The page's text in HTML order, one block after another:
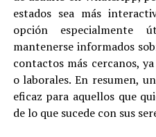
estados sea más
opción especialmente
mantenerse informados
contactos más cercanos,
o laborales. En resumen,
eficaz para aquellos que
de lo que sucede con sus